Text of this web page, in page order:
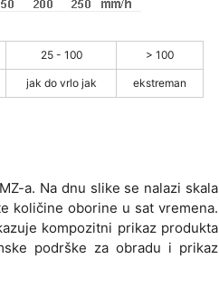
25 - 100 > 100
jak do vrlo jak ekstreman
a. Na dnu slike se nalazi skala
količine oborine u sat vremena.
kompozitni prikaz produkta
podrške za obradu i prikaz